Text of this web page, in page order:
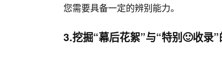
您需要具备一定的辨别能力。
3.挖掘“幕后花絮”与“特别🙂收录